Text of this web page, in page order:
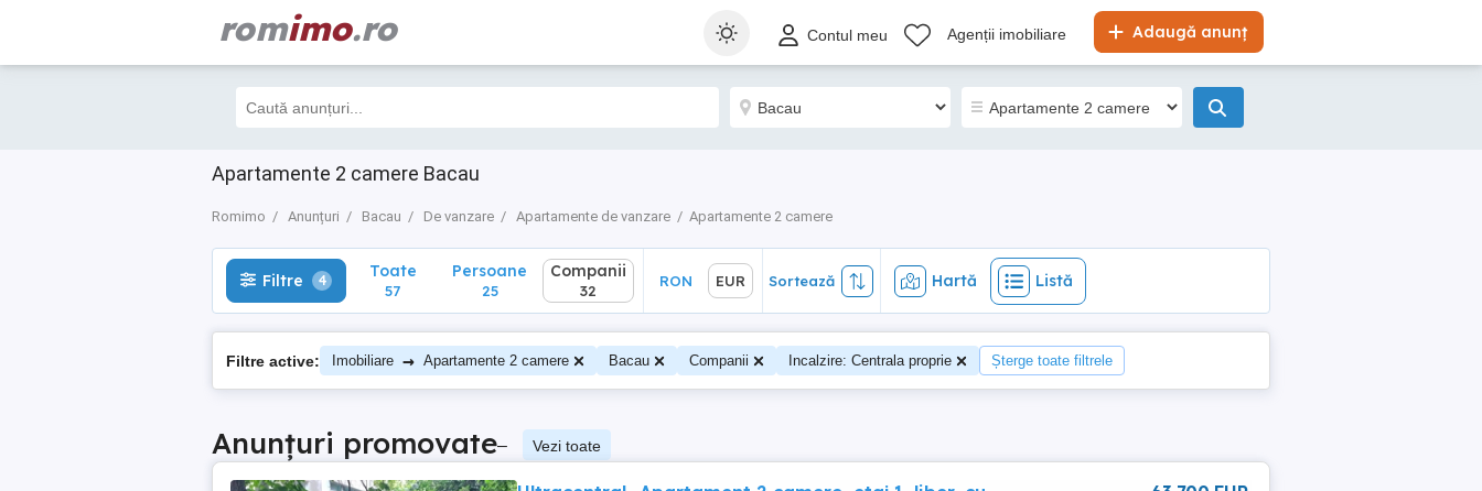
romimo.ro Adaugă anunț
Contul meu Agenții imobiliare
Apartamente 2 camere Bacau
Romimo Anunțuri Bacau De vanzare Apartamente de vanzare Apartamente 2 camere
Filtre 4 Toate
57
EUR Sortează Hartă Listă
Filtre 4 Toate
57
Persoane
25
Companii
32
RON EUR Sortează Hartă Listă
Filtre active: Imobiliare → Apartamente 2 camere Bacau Companii Incalzire: Centrala proprie Șterge toate filtrele
Anunțuri promovate– Vezi toate